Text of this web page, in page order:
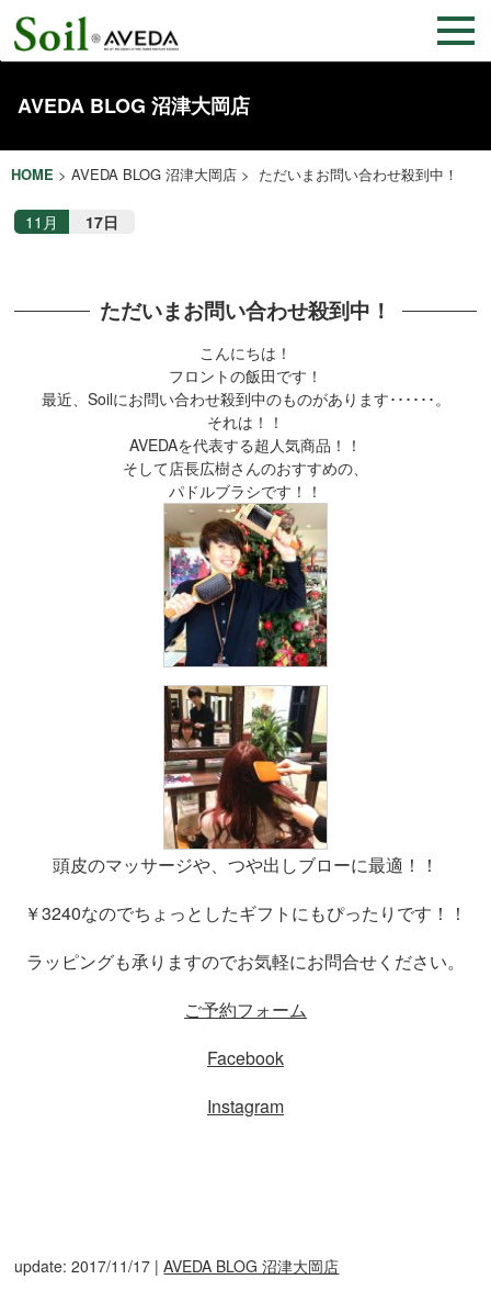
AVEDA BLOG 沼津大岡店
HOME > AVEDA BLOG 沼津大岡店 > ただいまお問い合わせ殺到中！
11月 17日
ただいまお問い合わせ殺到中！
こんにちは！
フロントの飯田です！
最近、Soilにお問い合わせ殺到中のものがあります･･････。
それは！！
AVEDAを代表する超人気商品！！
そして店長広樹さんのおすすめの、
パドルブラシです！！
頭皮のマッサージや、つや出しブローに最適！！
￥3240なのでちょっとしたギフトにもぴったりです！！
ラッピングも承りますのでお気軽にお問合せください。
ご予約フォーム
Facebook
Instagram
update: 2017/11/17 |AVEDA BLOG 沼津大岡店